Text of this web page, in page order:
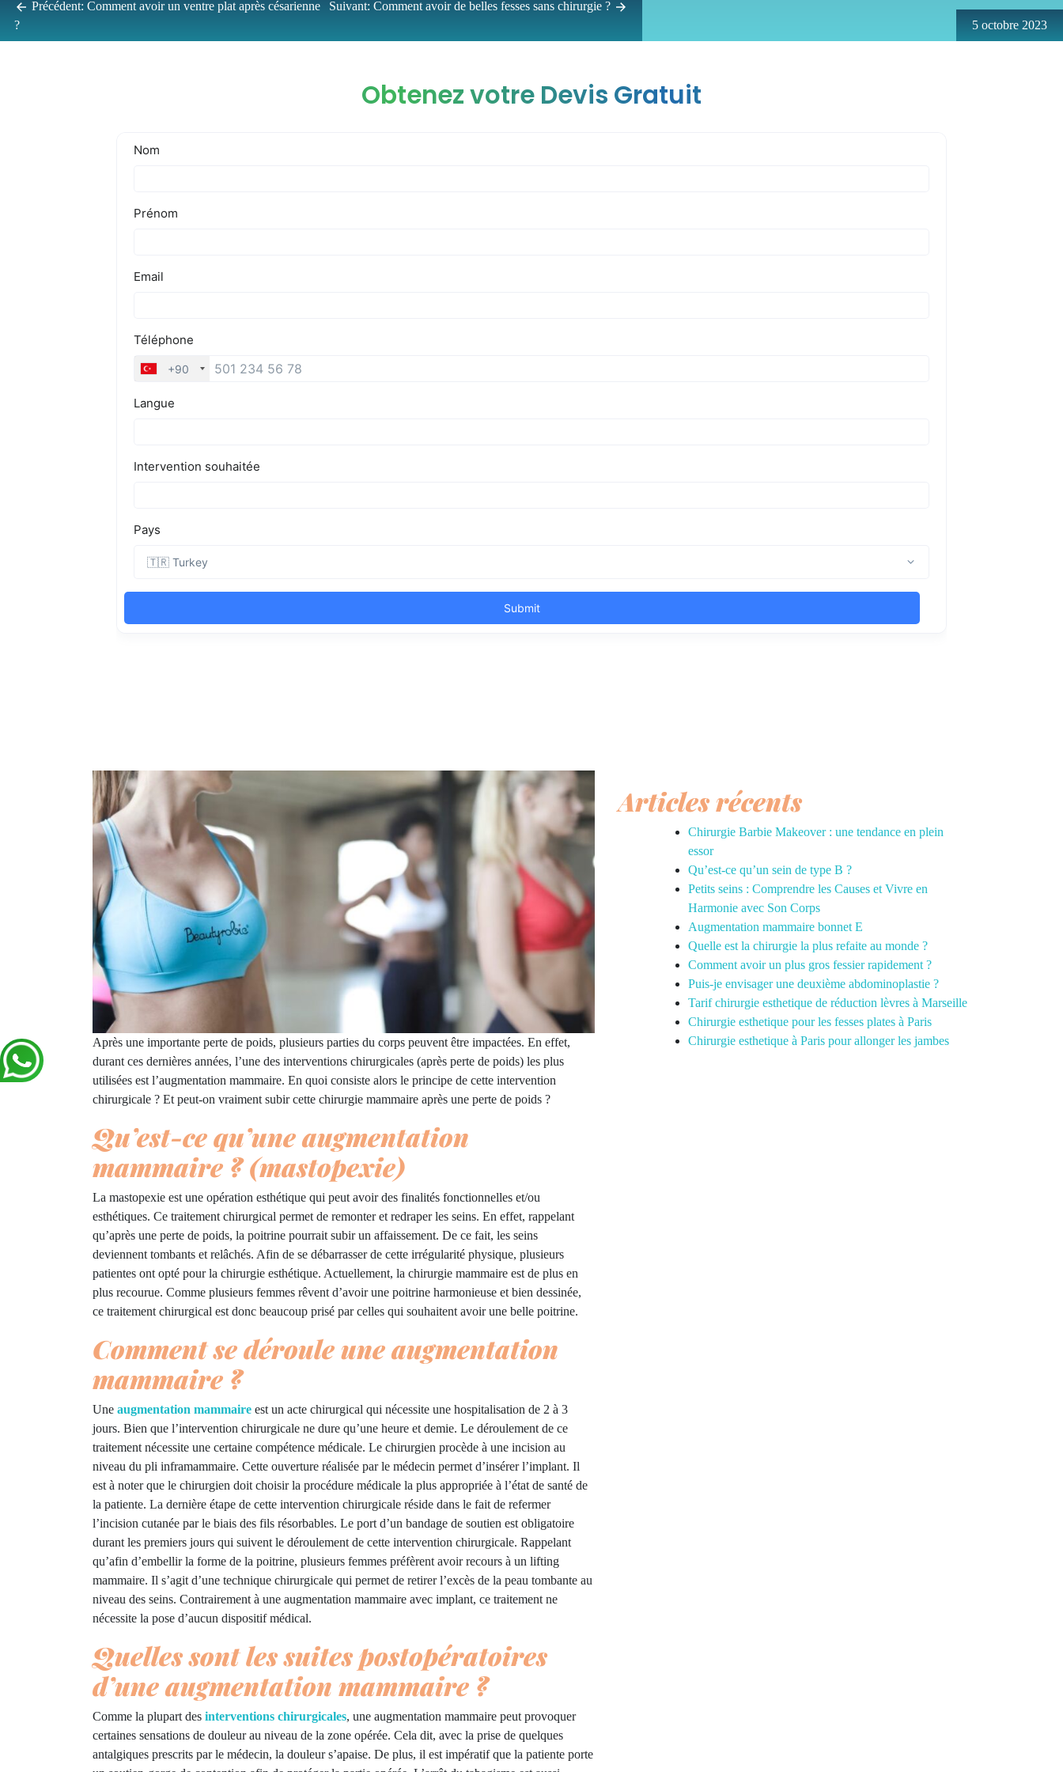
5 octobre 2023
Précédent: Comment avoir un ventre plat après césarienne
?
Suivant: Comment avoir de belles fesses sans chirurgie ?
Obtenez votre Devis Gratuit
Après une importante perte de poids, plusieurs parties du corps peuvent être impactées. En effet,
durant ces dernières années, l’une des interventions chirurgicales (après perte de poids) les plus
utilisées est l’augmentation mammaire. En quoi consiste alors le principe de cette intervention
chirurgicale ? Et peut-on vraiment subir cette chirurgie mammaire après une perte de poids ?
Qu’est-ce qu’une augmentation
mammaire ? (mastopexie)
La mastopexie est une opération esthétique qui peut avoir des finalités fonctionnelles et/ou
esthétiques. Ce traitement chirurgical permet de remonter et redraper les seins. En effet, rappelant
qu’après une perte de poids, la poitrine pourrait subir un affaissement. De ce fait, les seins
deviennent tombants et relâchés. Afin de se débarrasser de cette irrégularité physique, plusieurs
patientes ont opté pour la chirurgie esthétique. Actuellement, la chirurgie mammaire est de plus en
plus recourue. Comme plusieurs femmes rêvent d’avoir une poitrine harmonieuse et bien dessinée,
ce traitement chirurgical est donc beaucoup prisé par celles qui souhaitent avoir une belle poitrine.
Comment se déroule une augmentation
mammaire ?
Une augmentation mammaire est un acte chirurgical qui nécessite une hospitalisation de 2 à 3
jours. Bien que l’intervention chirurgicale ne dure qu’une heure et demie. Le déroulement de ce
traitement nécessite une certaine compétence médicale. Le chirurgien procède à une incision au
niveau du pli inframammaire. Cette ouverture réalisée par le médecin permet d’insérer l’implant. Il
est à noter que le chirurgien doit choisir la procédure médicale la plus appropriée à l’état de santé de
la patiente. La dernière étape de cette intervention chirurgicale réside dans le fait de refermer
l’incision cutanée par le biais des fils résorbables. Le port d’un bandage de soutien est obligatoire
durant les premiers jours qui suivent le déroulement de cette intervention chirurgicale. Rappelant
qu’afin d’embellir la forme de la poitrine, plusieurs femmes préfèrent avoir recours à un lifting
mammaire. Il s’agit d’une technique chirurgicale qui permet de retirer l’excès de la peau tombante au
niveau des seins. Contrairement à une augmentation mammaire avec implant, ce traitement ne
nécessite la pose d’aucun dispositif médical.
Quelles sont les suites postopératoires
d’une augmentation mammaire ?
Comme la plupart des interventions chirurgicales, une augmentation mammaire peut provoquer
certaines sensations de douleur au niveau de la zone opérée. Cela dit, avec la prise de quelques
antalgiques prescrits par le médecin, la douleur s’apaise. De plus, il est impératif que la patiente porte
Articles récents
Chirurgie Barbie Makeover : une tendance en plein
essor
Qu’est-ce qu’un sein de type B ?
Petits seins : Comprendre les Causes et Vivre en
Harmonie avec Son Corps
Augmentation mammaire bonnet E
Quelle est la chirurgie la plus refaite au monde ?
Comment avoir un plus gros fessier rapidement ?
Puis-je envisager une deuxième abdominoplastie ?
Tarif chirurgie esthetique de réduction lèvres à Marseille
Chirurgie esthetique pour les fesses plates à Paris
Chirurgie esthetique à Paris pour allonger les jambes